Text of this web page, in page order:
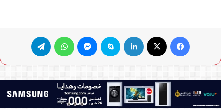
فيسبوك لينكدإن سكايب ماسنجر واتساب